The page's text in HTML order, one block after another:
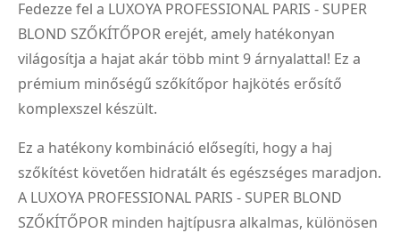
Fedezze fel a LUXOYA PROFESSIONAL PARIS - SUPER
BLOND SZŐKÍTŐPOR erejét, amely hatékonyan
világosítja a hajat akár több mint 9 árnyalattal! Ez a
prémium minőségű szőkítőpor hajkötés erősítő
komplexszel készült.
Ez a hatékony kombináció elősegíti, hogy a haj
szőkítést követően hidratált és egészséges maradjon.
A LUXOYA PROFESSIONAL PARIS - SUPER BLOND
SZŐKÍTŐPOR minden hajtípusra alkalmas, különösen